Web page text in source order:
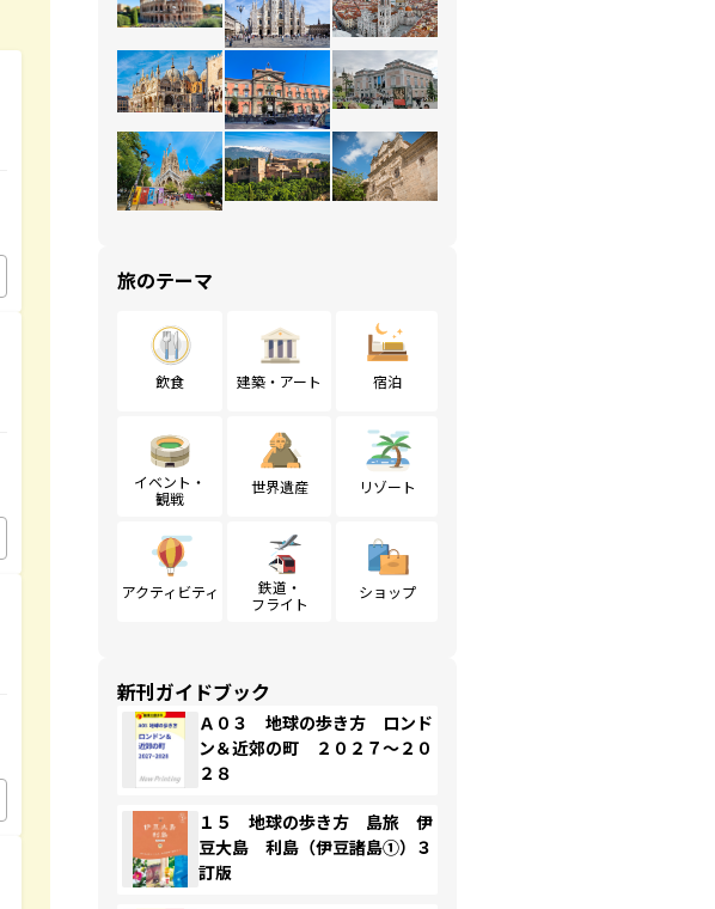
旅のテーマ
飲食 建築・アート 宿泊
イベント・
観戦
世界遺産 リゾート
アクティビティ
鉄道・
フライト
ショップ
新刊ガイドブック
Ａ０３ 地球の歩き方 ロンド
ン＆近郊の町 ２０２７～２０
２８
１５ 地球の歩き方 島旅 伊
豆大島 利島（伊豆諸島①）３
訂版